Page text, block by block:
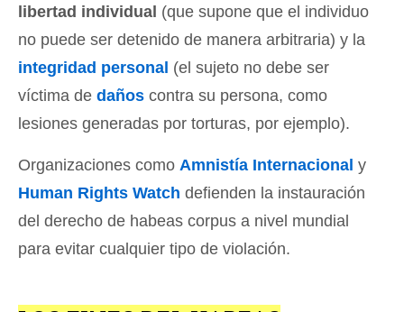
libertad individual (que supone que el individuo
no puede ser detenido de manera arbitraria) y la
integridad personal (el sujeto no debe ser
víctima de daños contra su persona, como
lesiones generadas por torturas, por ejemplo).
Organizaciones como Amnistía Internacional y
Human Rights Watch defienden la instauración
del derecho de habeas corpus a nivel mundial
para evitar cualquier tipo de violación.